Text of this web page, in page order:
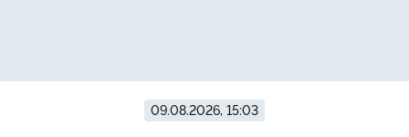
09.08.2026, 15:03